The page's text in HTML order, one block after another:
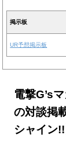
掲示板
UR予想掲示板
電撃G’s
の対談掲
シャイン!!